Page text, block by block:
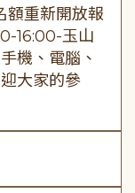
額重新開放報
16:00-玉山
機、電腦、
大家的參